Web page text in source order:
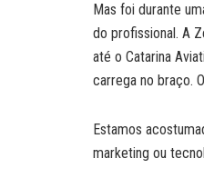
Mas foi durante
do profissional. A
até o Catarina
carrega no braço.
Estamos
marketing ou